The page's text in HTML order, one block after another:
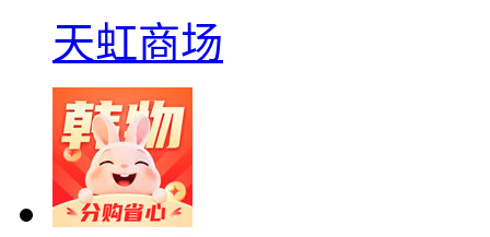
天虹商场